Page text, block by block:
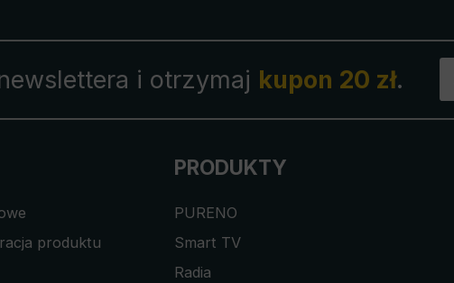
i otrzymaj kupon 20 zł.
produktu
PRODUKTY
PURENO
Smart TV
Radia